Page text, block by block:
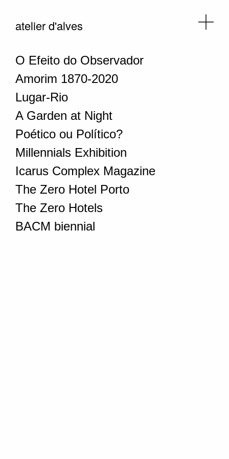
atelier d'alves
O Efeito do Observador
Amorim 1870-2020
Lugar-Rio
A Garden at Night
Poético ou Político?
Millennials Exhibition
Icarus Complex Magazine
The Zero Hotel Porto
The Zero Hotels
BACM biennial